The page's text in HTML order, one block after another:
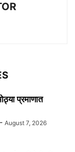
प्रमाणात
- August 7, 2026